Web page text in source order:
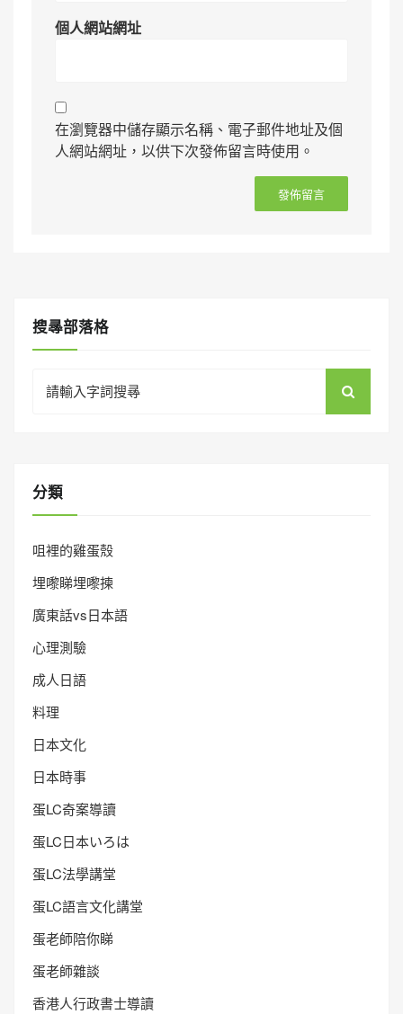
個人網站網址
在瀏覽器中儲存顯示名稱、電子郵件地址及個
人網站網址，以供下次發佈留言時使用。
搜㝷部落格
for:
分類
咀裡的雞蛋殼
埋嚟睇埋嚟揀
廣東話vs日本語
心理測驗
成人日語
料理
日本文化
日本時事
蛋LC奇案導讀
蛋LC日本いろは
蛋LC法學講堂
蛋LC語言文化講堂
蛋老師陪你睇
蛋老師雜談
香港人行政書士導讀